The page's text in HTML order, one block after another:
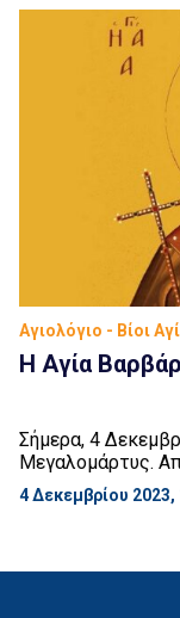
κατήχησε και
χριστιανή […]
Αγιολόγιο - Βίοι
Η Αγία
Σήμερα, 4
Μεγαλομάρτυς.
3ου αιώνα μ.Χ. Ο
πλούσιους
ευφυία και
4 Δεκεμβρίου 2023,